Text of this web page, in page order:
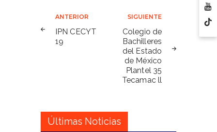
Navegación
de
entradas
ANTERIOR
IPN CECYT
19
SIGUIENTE
Colegio de
Bachilleres
del Estado
de México
Plantel 35
Tecamac ll
Últimas Noticias